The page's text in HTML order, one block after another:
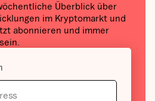
Überblick über
im Kryptomarkt und
abonnieren und immer